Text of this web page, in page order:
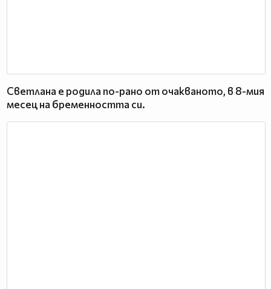
Светлана е родила по-рано от очакваното, в 8-мия
месец на бременността си.